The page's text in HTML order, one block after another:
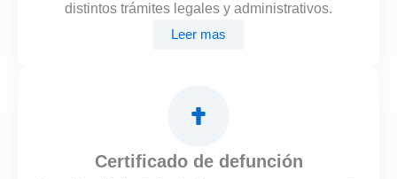
distintos trámites legales y administrativos.
Leer mas
Certificado de defunción